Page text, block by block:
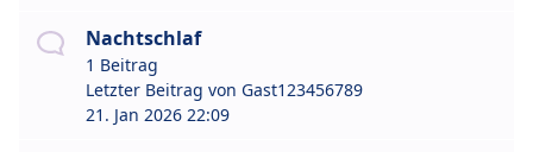
Nachtschlaf
1 Beitrag
Letzter Beitrag von Gast123456789
21. Jan 2026 22:09